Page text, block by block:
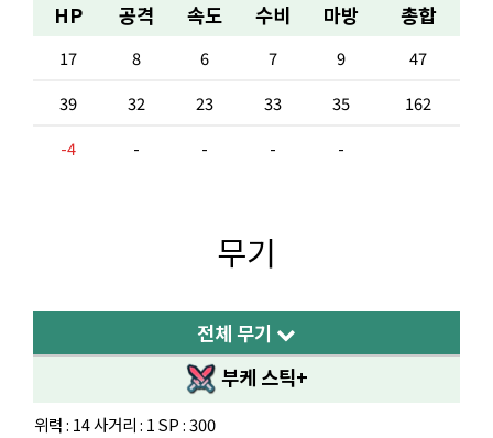
HP 공격 속도 수비 마방 총합
17 8 6 7 9
47
39
32 23 33 35
162
-4
- - - -
무기
전체 무기
부케 스틱+
위력 : 14 사거리 : 1 SP : 300